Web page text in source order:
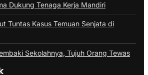
Dukung Tenaga Kerja Mandiri
Tuntas Kasus Temuan Senjata di
Sekolahnya, Tujuh Orang Tewas